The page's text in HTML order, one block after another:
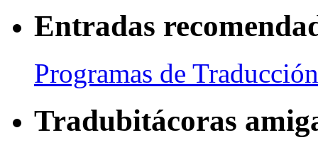
Entradas
Programas de
Tradubitácoras